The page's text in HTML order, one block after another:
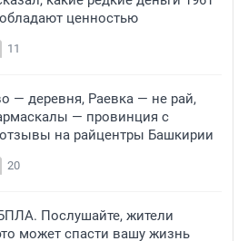
ценностью
11
— деревня, Раевка — не рай,
— провинция с
на райцентры Башкирии
20
Послушайте, жители
может спасти вашу жизнь